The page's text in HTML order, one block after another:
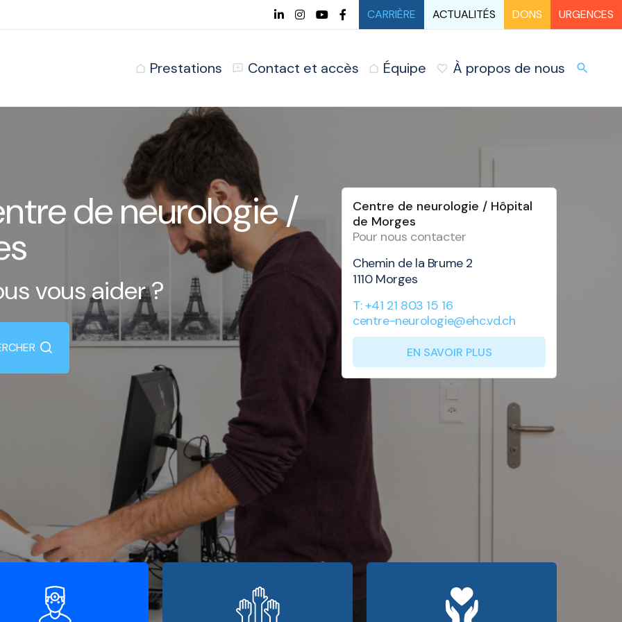
CARRIÈRE ACTUALITÉS DONS URGENCES
Prestations Contact et accès Équipe À propos de nous search
de neurologie /
vous aider ?
Centre de neurologie / Hôpital
de Morges
Pour nous contacter
Chemin de la Brume 2
1110 Morges
T: +41 21 803 15 16
centre-neurologie@ehc.vd.ch
EN SAVOIR PLUS